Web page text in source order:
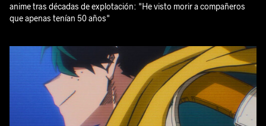
anime tras décadas de explotación: "He visto morir a compañeros
que apenas tenían 50 años"